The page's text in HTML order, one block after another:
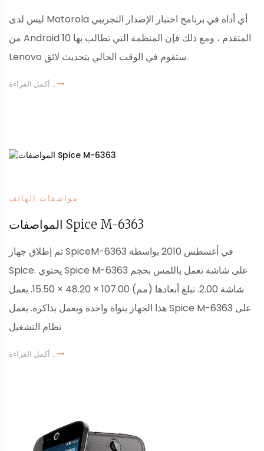
ليس لدى Motorola أي أداة في برنامج اختبار الإصدار التجريبي
من Android 10 المتقدم ، ومع ذلك فإن المنظمة التي تطالب بها
Lenovo ستقوم في الوقت الحالي بتحديث لائق.
أكمل القراءة ..
مواصفات الهاتف
المواصفات Spice M-6363
تم إطلاق جهاز SpiceM-6363 في أغسطس 2010 بواسطة
Spice. يحتوي Spice M-6363 على شاشة تعمل باللمس بحجم
شاشة 2.00. تبلغ أبعادها (مم) 107.00 × 48.20 × 15.50. يعمل
هذا الجهاز بنواة واحدة ويعمل بذاكرة. يعمل Spice M-6363 على
نظام التشغيل
أكمل القراءة ..